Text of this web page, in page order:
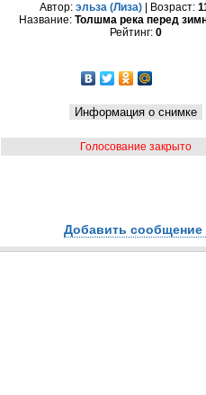
Автор:эльза (Лиза) | Возраст:
Название:Толшма река перед
Рейтинг: 0
Голосование закрыто
Добавить сообщение